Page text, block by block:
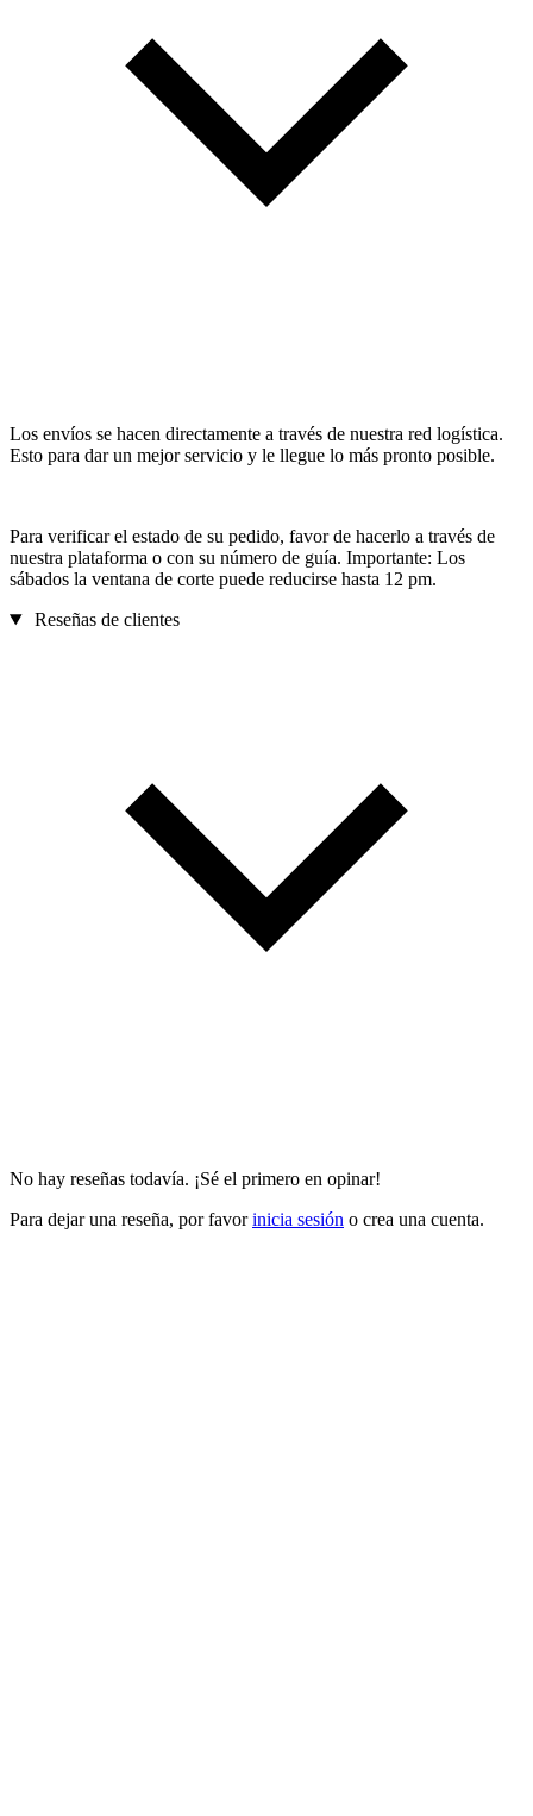
Los envíos se hacen directamente a través de nuestra red logística.
Esto para dar un mejor servicio y le llegue lo más pronto posible.
Para verificar el estado de su pedido, favor de hacerlo a través de
nuestra plataforma o con su número de guía. Importante: Los
sábados la ventana de corte puede reducirse hasta 12 pm.
Reseñas de clientes
No hay reseñas todavía. ¡Sé el primero en opinar!
Para dejar una reseña, por favorinicia sesión o crea una cuenta.